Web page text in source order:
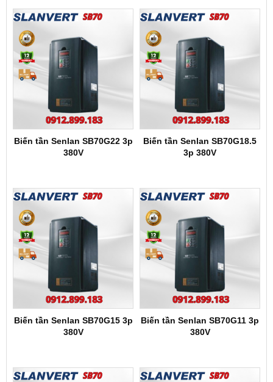
Biến tần Senlan SB70G22 3p
380V
Biến tần Senlan SB70G18.5
3p 380V
Biến tần Senlan SB70G15 3p
380V
Biến tần Senlan SB70G11 3p
380V